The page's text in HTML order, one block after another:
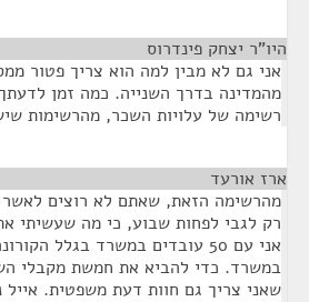
היו"ר יצחק פינדרוס
אני גם לא מבין למה הוא צריך פטור
מהמדינה בדרך השנייה. כמה זמן
רשימה של עלויות השכר, מהרשימות
ארז אורעד
מהרשימה הזאת, שאתם לא רוצים לאשר
רק לגבי לפחות שבוע, כי מה שעשיתי
במשרד. כדי להביא את חמשת מקבלי
שאני צריך גם חוות דעת משפטית.